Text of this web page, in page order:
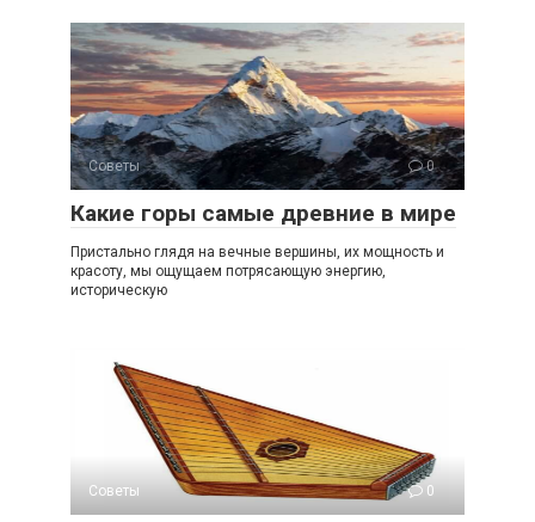
Советы 0
Какие горы самые древние в мире
Пристально глядя на вечные вершины, их мощность и
красоту, мы ощущаем потрясающую энергию,
историческую
Советы 0